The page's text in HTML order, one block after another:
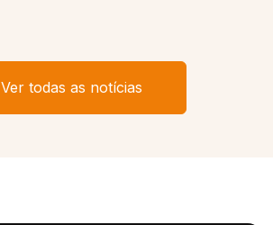
Ver todas as notícias